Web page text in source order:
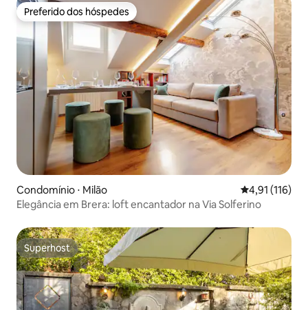
Preferido dos hóspedes
Preferido dos hóspedes
Condomínio ⋅ Milão 4,91 de uma
4,91 (116)
Elegância em Brera: loft encantador na Via Solferino
Superhost
Superhost